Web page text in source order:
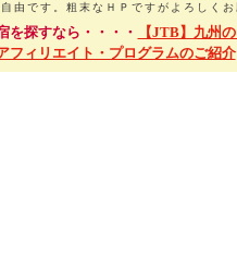
由です。粗末なＨＰですがよろしく
を探すなら・・・・
【JTB】九州
フィリエイト・プログラムのご紹介